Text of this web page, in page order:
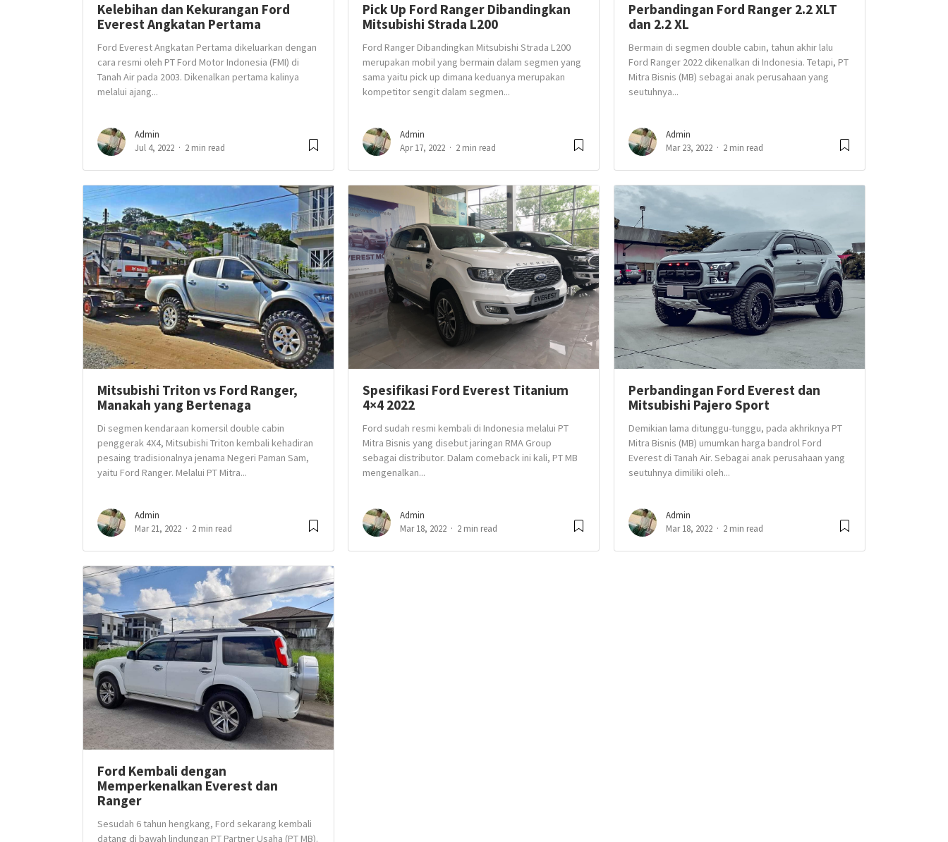
Kelebihan dan Kekurangan Ford
Everest Angkatan Pertama
Ford Everest Angkatan Pertama dikeluarkan dengan
cara resmi oleh PT Ford Motor Indonesia (FMI) di
Tanah Air pada 2003. Dikenalkan pertama kalinya
melalui ajang...
Admin
Jul 4, 2022
2 min read
Pick Up Ford Ranger Dibandingkan
Mitsubishi Strada L200
Ford Ranger Dibandingkan Mitsubishi Strada L200
merupakan mobil yang bermain dalam segmen yang
sama yaitu pick up dimana keduanya merupakan
kompetitor sengit dalam segmen...
Admin
Apr 17, 2022
2 min read
Perbandingan Ford Ranger 2.2 XLT
dan 2.2 XL
Bermain di segmen double cabin, tahun akhir lalu
Ford Ranger 2022 dikenalkan di Indonesia. Tetapi, PT
Mitra Bisnis (MB) sebagai anak perusahaan yang
seutuhnya...
Admin
Mar 23, 2022
2 min read
Mitsubishi Triton vs Ford Ranger,
Manakah yang Bertenaga
Di segmen kendaraan komersil double cabin
penggerak 4X4, Mitsubishi Triton kembali kehadiran
pesaing tradisionalnya jenama Negeri Paman Sam,
yaitu Ford Ranger. Melalui PT Mitra...
Admin
Mar 21, 2022
2 min read
Spesifikasi Ford Everest Titanium
4×4 2022
Ford sudah resmi kembali di Indonesia melalui PT
Mitra Bisnis yang disebut jaringan RMA Group
sebagai distributor. Dalam comeback ini kali, PT MB
mengenalkan...
Admin
Mar 18, 2022
2 min read
Perbandingan Ford Everest dan
Mitsubishi Pajero Sport
Demikian lama ditunggu-tunggu, pada akhriknya PT
Mitra Bisnis (MB) umumkan harga bandrol Ford
Everest di Tanah Air. Sebagai anak perusahaan yang
seutuhnya dimiliki oleh...
Admin
Mar 18, 2022
2 min read
Ford Kembali dengan
Memperkenalkan Everest dan
Ranger
Sesudah 6 tahun hengkang, Ford sekarang kembali
datang di bawah lindungan PT Partner Usaha (PT MB).